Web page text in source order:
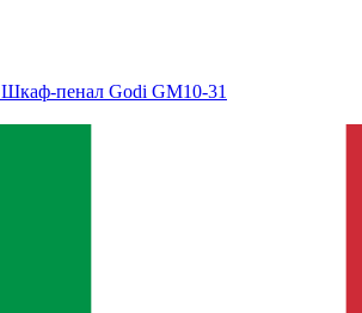
Шкаф-пенал Godi GM10-31